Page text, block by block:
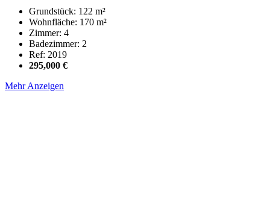
Grundstück: 122 m²
Wohnfläche: 170 m²
Zimmer: 4
Badezimmer: 2
Ref: 2019
295,000 €
Mehr Anzeigen